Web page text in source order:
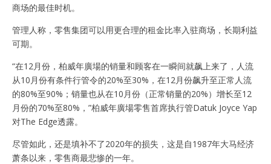
商场的最佳时机。
管理人称，零售集团可以用更合理的租金比率入驻商场，长期利益
可期。
“在12月份，柏威年廣場的销量和顾客在一瞬间就飙上来了，人流
从10月份有条件行管令的20%至30%，在12月份飙升至正常人流
的80%至90%；销量也从在10月份（正常销量的20%）增长至12
月份的70%至80%，”柏威年廣場零售首席执行管Datuk Joyce Yap
对The Edge透露。
尽管如此，还是填补不了2020年的损失，这是自1987年大马经济
萧条以来，零售商最悲惨的一年。